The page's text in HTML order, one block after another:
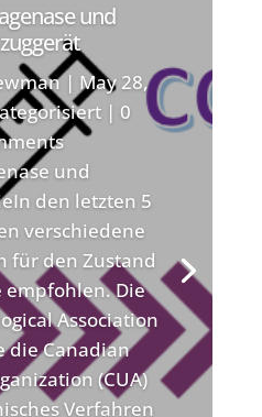
und
| May 28,
| 0
und
den letzten 5
verschiedene
für den Zustand
empfohlen. Die
Association
die Canadian
(CUA)
Verfahren